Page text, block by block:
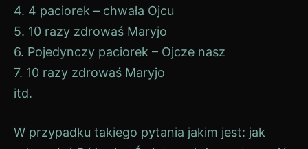
4. 4 paciorek – chwała Ojcu
5. 10 razy zdrowaś Maryjo
6. Pojedynczy paciorek – Ojcze nasz
7. 10 razy zdrowaś Maryjo
itd.
W przypadku takiego pytania jakim jest: jak